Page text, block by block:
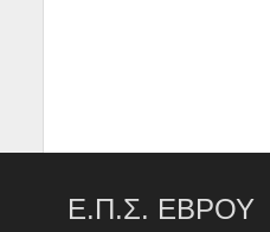
Ε.Π.Σ. ΕΒΡΟΥ